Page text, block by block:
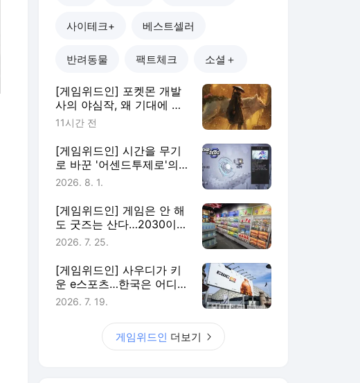
사이테크+ 베스트셀러
반려동물 팩트체크 소셜＋
[게임위드인] 포켓몬 개발
사의 야심작, 왜 기대에 못
미쳤나
11시간 전
[게임위드인] 시간을 무기
로 바꾼 '어센드투제로'의
실험
2026. 8. 1.
[게임위드인] 게임은 안 해
도 굿즈는 산다…2030이
게임에 남는 법
2026. 7. 25.
[게임위드인] 사우디가 키
운 e스포츠…한국은 어디에
있나
2026. 7. 19.
게임위드인 더보기